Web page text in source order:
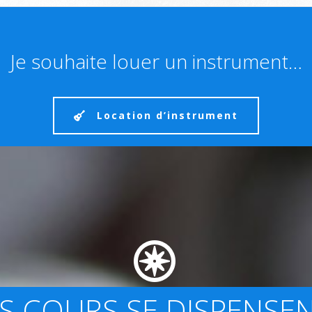
Je souhaite louer un instrument…
Location d’instrument